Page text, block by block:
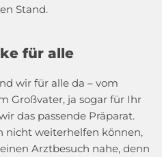
Stand.
für alle
wir für alle da – vom
Großvater, ja sogar für Ihr
das passende Präparat.
nicht weiterhelfen können,
Arztbesuch nahe, denn